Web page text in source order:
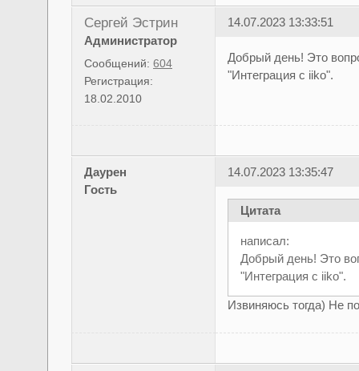
Сергей Эстрин
Администратор
Сообщений: 604
Регистрация:
18.02.2010
14.07.2023 13:33:51
Добрый день! Это
"Интеграция с iiko".
Даурен
Гость
14.07.2023 13:35:47
Цитата
написал:
Добрый день! Это
"Интеграция с iiko".
Извиняюсь тогда) Не